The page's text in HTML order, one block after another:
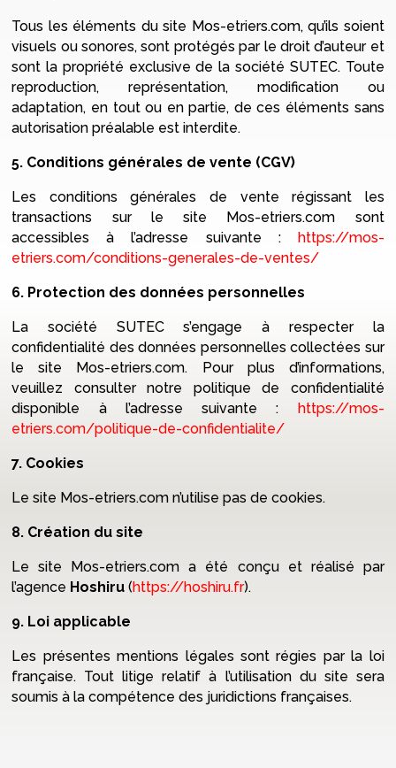
Tous les éléments du site Mos-etriers.com, qu’ils soient
visuels ou sonores, sont protégés par le droit d’auteur et
sont la propriété exclusive de la société SUTEC. Toute
reproduction, représentation, modification ou
adaptation, en tout ou en partie, de ces éléments sans
autorisation préalable est interdite.
5. Conditions générales de vente (CGV)
Les conditions générales de vente régissant les
transactions sur le site Mos-etriers.com sont
accessibles à l’adresse suivante : https://mos-
etriers.com/conditions-generales-de-ventes/
6. Protection des données personnelles
La société SUTEC s’engage à respecter la
confidentialité des données personnelles collectées sur
le site Mos-etriers.com. Pour plus d’informations,
veuillez consulter notre politique de confidentialité
disponible à l’adresse suivante : https://mos-
etriers.com/politique-de-confidentialite/
7. Cookies
Le site Mos-etriers.com n’utilise pas de cookies.
8. Création du site
Le site Mos-etriers.com a été conçu et réalisé par
l’agence Hoshiru(https://hoshiru.fr).
9. Loi applicable
Les présentes mentions légales sont régies par la loi
française. Tout litige relatif à l’utilisation du site sera
soumis à la compétence des juridictions françaises.